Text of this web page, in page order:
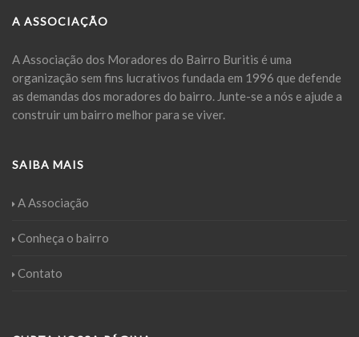
A ASSOCIAÇÃO
A Associação dos Moradores do Bairro Buritis é uma
organização sem fins lucrativos fundada em 1996 que defende
as demandas dos moradores do bairro. Junte-se a nós e ajude a
construir um bairro melhor para se viver.
SAIBA MAIS
A Associação
Conheça o bairro
Contato